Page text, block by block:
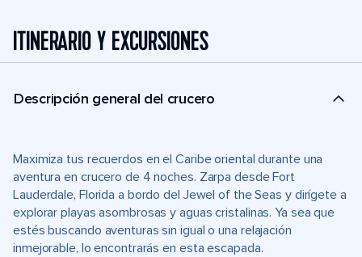
ITINERARIO Y EXCURSIONES
Descripción general del crucero
Maximiza tus recuerdos en el Caribe oriental durante una
aventura en crucero de 4 noches. Zarpa desde Fort
Lauderdale, Florida a bordo del Jewel of the Seas y dirígete a
explorar playas asombrosas y aguas cristalinas. Ya sea que
estés buscando aventuras sin igual o una relajación
inmejorable, lo encontrarás en esta escapada.